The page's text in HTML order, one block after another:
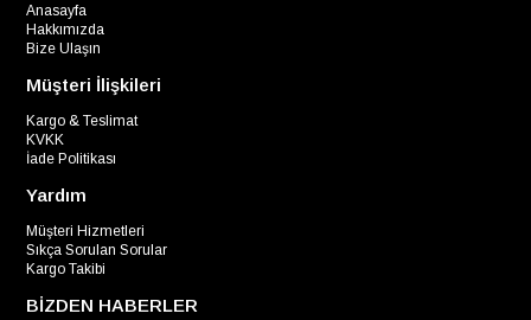
Anasayfa
Hakkımızda
Bize Ulaşın
Müşteri İlişkileri
Kargo & Teslimat
KVKK
İade Politikası
Yardım
Müşteri Hizmetleri
Sıkça Sorulan Sorular
Kargo Takibi
BİZDEN HABERLER